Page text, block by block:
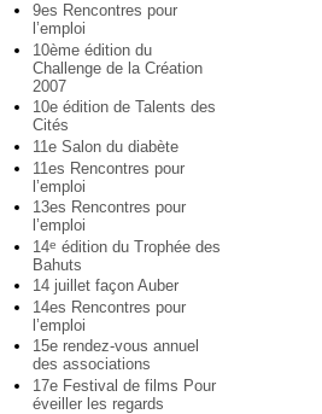
9es Rencontres pour
l’emploi
10ème édition du
Challenge de la Création
2007
10e édition de Talents des
Cités
11e Salon du diabète
11es Rencontres pour
l’emploi
13es Rencontres pour
l’emploi
14e édition du Trophée des
Bahuts
14 juillet façon Auber
14es Rencontres pour
l’emploi
15e rendez-vous annuel
des associations
17e Festival de films Pour
éveiller les regards